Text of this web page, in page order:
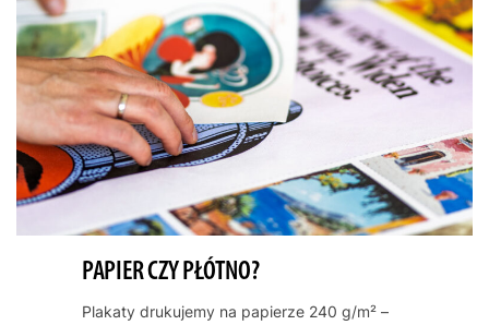
PAPIER CZY PŁÓTNO?
Plakaty drukujemy na papierze 240 g/m² –